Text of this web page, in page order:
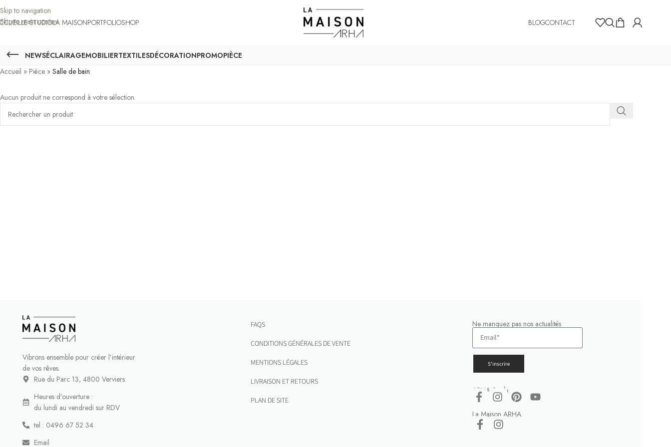
Skip to navigation
Skip to main content
LE STUDIOLA MAISONPORTFOLIOSHOP BLOGCONTACT
NEWSÉCLAIRAGEMOBILIERTEXTILESDÉCORATIONPROMOPIÈCE
Accueil » Pièce » Salle de bain
Aucun produit ne correspond à votre sélection.
Vibrons ensemble pour créer l’intérieur
de vos rêves.
Rue du Parc 13, 4800 Verviers
Heures d’ouverture :
du lundi au vendredi sur RDV
tel : 0496 67 52 34
Email
FAQS
CONDITIONS GÉNÉRALES DE VENTE
MENTIONS LÉGALES
LIVRAISON ET RETOURS
PLAN DE SITE
Ne manquez pas nos actualités
S'inscrire
ARHA Studio
La Maison ARHA